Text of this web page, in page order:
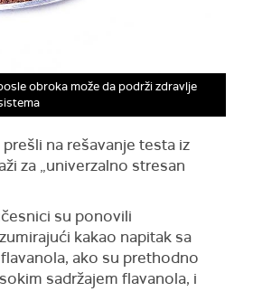
obroka može da podrži zdravlje
na rešavanje testa iz
za „univerzalno stresan
su ponovili
kakao napitak sa
ako su prethodno
sadržajem flavanola, i